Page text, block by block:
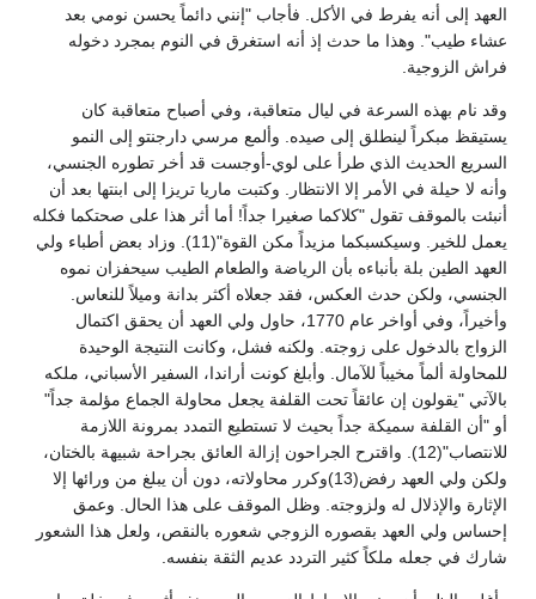
العهد إلى أنه يفرط في الأكل. فأجاب "إنني دائماً يحسن نومي بعد
عشاء طيب". وهذا ما حدث إذ أنه استغرق في النوم بمجرد دخوله
فراش الزوجية.
وقد نام بهذه السرعة في ليال متعاقبة، وفي أصباح متعاقبة كان
يستيقظ مبكراً لينطلق إلى صيده. وألمع مرسي دارجنتو إلى النمو
السريع الحديث الذي طرأ على لوي-أوجست قد أخر تطوره الجنسي،
وأنه لا حيلة في الأمر إلا الانتظار. وكتبت ماريا تريزا إلى ابنتها بعد أن
أنبئت بالموقف تقول "كلاكما صغيرا جداً! أما أثر هذا على صحتكما فكله
يعمل للخير. وسيكسبكما مزيداً مكن القوة"(11). وزاد بعض أطباء ولي
العهد الطين بلة بأنباءه بأن الرياضة والطعام الطيب سيحفزان نموه
الجنسي، ولكن حدث العكس، فقد جعلاه أكثر بدانة وميلاً للنعاس.
وأخيراً، وفي أواخر عام 1770، حاول ولي العهد أن يحقق اكتمال
الزواج بالدخول على زوجته. ولكنه فشل، وكانت النتيجة الوحيدة
للمحاولة ألماً مخيباً للآمال. وأبلغ كونت أراندا، السفير الأسباني، ملكه
بالآتي "يقولون إن عائقاً تحت القلفة يجعل محاولة الجماع مؤلمة جداً"
أو "أن القلفة سميكة جداً بحيث لا تستطيع التمدد بمرونة اللازمة
للانتصاب"(12). واقترح الجراحون إزالة العائق بجراحة شبيهة بالختان،
ولكن ولي العهد رفض(13)وكرر محاولاته، دون أن يبلغ من ورائها إلا
الإثارة والإذلال له ولزوجته. وظل الموقف على هذا الحال. وعمق
إحساس ولي العهد بقصوره الزوجي شعوره بالنقص، ولعل هذا الشعور
شارك في جعله ملكاً كثير التردد عديم الثقة بنفسه.